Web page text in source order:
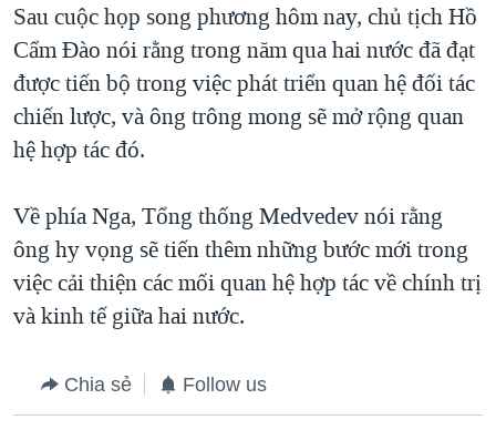
Sau cuộc họp song phương hôm nay, chủ tịch Hồ
Cẩm Đào nói rằng trong năm qua hai nước đã đạt
được tiến bộ trong việc phát triển quan hệ đối tác
chiến lược, và ông trông mong sẽ mở rộng quan
hệ hợp tác đó.
Về phía Nga, Tổng thống Medvedev nói rằng
ông hy vọng sẽ tiến thêm những bước mới trong
việc cải thiện các mối quan hệ hợp tác về chính trị
và kinh tế giữa hai nước.
Chia sẻ Follow us